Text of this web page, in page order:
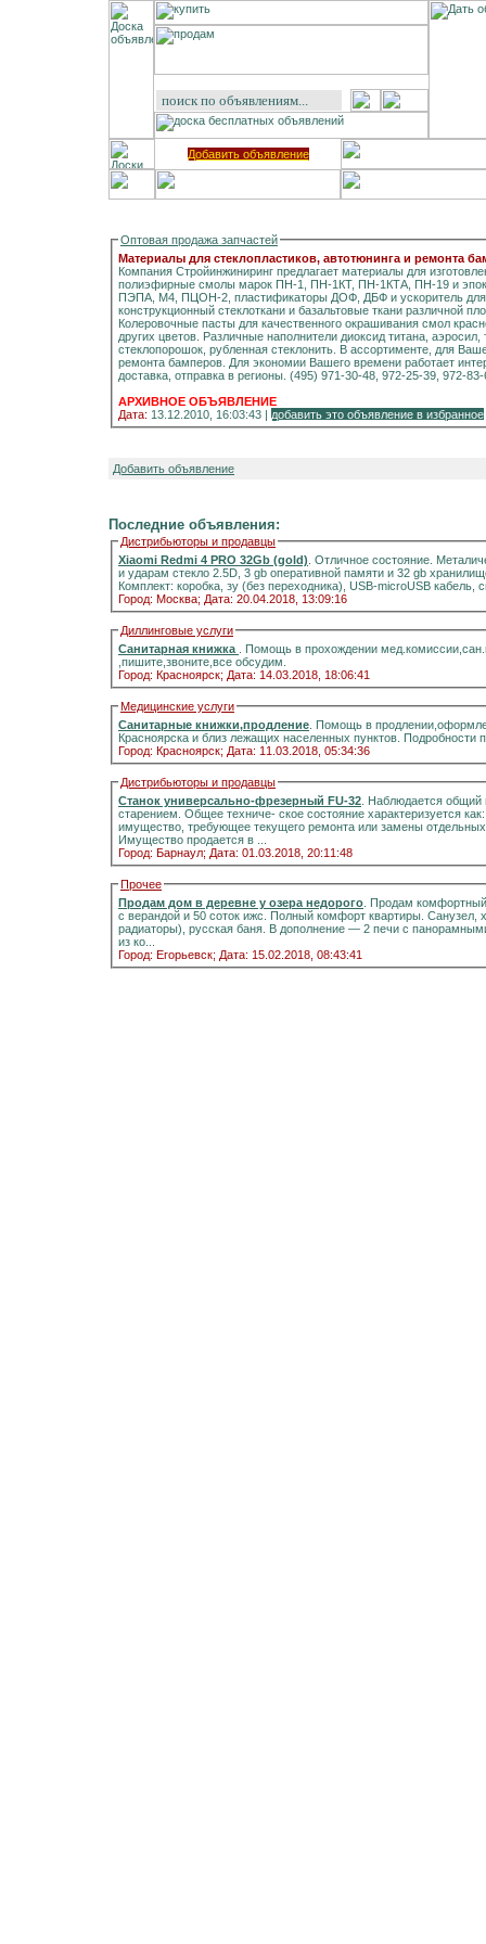
Добавить объявление
Оптовая продажа запчастей
Материалы для стеклопластиков, автотюнинга и ремонта
Компания Стройинжиниринг предлагает материалы для
полиэфирные смолы марок ПН-1, ПН-1КТ, ПН-1КТА, ПН-19 и
ПЭПА, М4, ПЦОН-2, пластификаторы ДОФ, ДБФ и ускоритель
конструкционный стеклоткани и базальтовые ткани различной
Колеровочные пасты для качественного окрашивания смол
других цветов. Различные наполнители диоксид титана,
стеклопорошок, рубленная стеклонить. В ассортименте, для
ремонта бамперов. Для экономии Вашего времени работает
доставка, отправка в регионы. (495) 971-30-48, 972-25-39, 972-
АРХИВНОЕ ОБЪЯВЛЕНИЕ
Дата: 13.12.2010, 16:03:43 | добавить это объявление в избранное
Добавить объявление
Последние объявления:
Дистрибьюторы и продавцы
Xiaomi Redmi 4 PRO 32Gb (gold) . Отличное состояние.
и ударам стекло 2.5D, 3 gb оперативной памяти и 32 gb
Комплект: коробка, зу (без переходника), USB-microUSB
Город: Москва; Дата: 20.04.2018, 13:09:16
Диллинговые услуги
Санитарная книжка
. Помощь в прохождении
,пишите,звоните,все обсудим.
Город: Красноярск; Дата: 14.03.2018, 18:06:41
Медицинские услуги
Санитарные книжки,продление . Помощь в
Красноярска и близ лежащих населенных пунктов.
Город: Красноярск; Дата: 11.03.2018, 05:34:36
Дистрибьюторы и продавцы
Станок универсально-фрезерный FU-32 . Наблюдается
старением. Общее техниче- ское состояние характеризуется
имущество, требующее текущего ремонта или замены
Имущество продается в ...
Город: Барнаул; Дата: 01.03.2018, 20:11:48
Прочее
Продам дом в деревне у озера недорого . Продам комфортный
с верандой и 50 соток ижс. Полный комфорт квартиры. Санузел, холодная и горячая вода,
радиаторы), русская баня. В дополнение — 2 печи с панорамными стёклами.Информация на портале домиклайт.Вода
из ко...
Город: Егорьевск; Дата: 15.02.2018, 08:43:41